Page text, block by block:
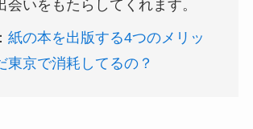
会いをもたらしてくれます。
紙の本を出版する4つのメリッ
京で消耗してるの？